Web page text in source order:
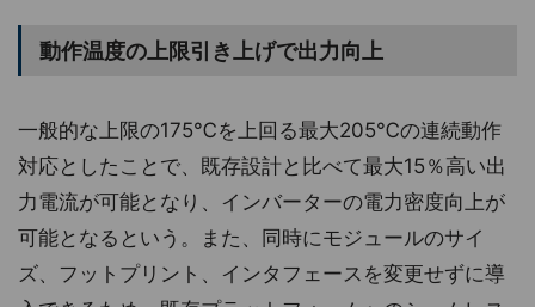
動作温度の上限引き上げで出力向上
一般的な上限の175℃を上回る最大205℃の連続動作
対応としたことで、既存設計と比べて最大15％高い出
力電流が可能となり、インバーターの電力密度向上が
可能となるという。また、同時にモジュールのサイ
ズ、フットプリント、インタフェースを変更せずに導